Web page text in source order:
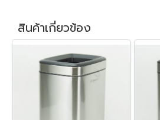
สินค้าเกี่ยวข้อง